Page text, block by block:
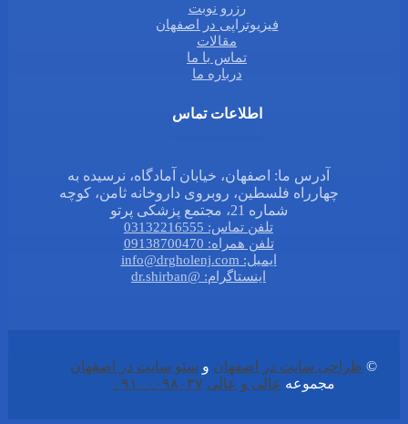
رزرو نوبت
فیزیوتراپی در اصفهان
مقالات
تماس با ما
درباره ما
اطلاعات تماس
آدرس ما: اصفهان، خیابان آمادگاه، نرسیده به
چهارراه فلسطین، روبروی داروخانه ثامن، کوچه
شماره 21، مجتمع پزشکی پرتو
تلفن تماس: 03132216555
تلفن همراه: 09138700470
ایمیل: info@drgholenj.com
اینستاگرام: @dr.shirban
© طراحی سایت در اصفهان و سئو سایت در اصفهان
مجموعه عالی و عالی ۰۹۱۰۰۰۹۸۰۳۷